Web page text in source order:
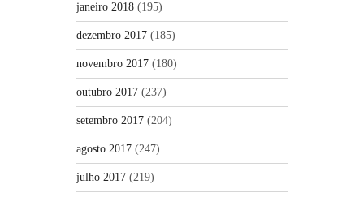
janeiro 2018 (195)
dezembro 2017 (185)
novembro 2017 (180)
outubro 2017 (237)
setembro 2017 (204)
agosto 2017 (247)
julho 2017 (219)